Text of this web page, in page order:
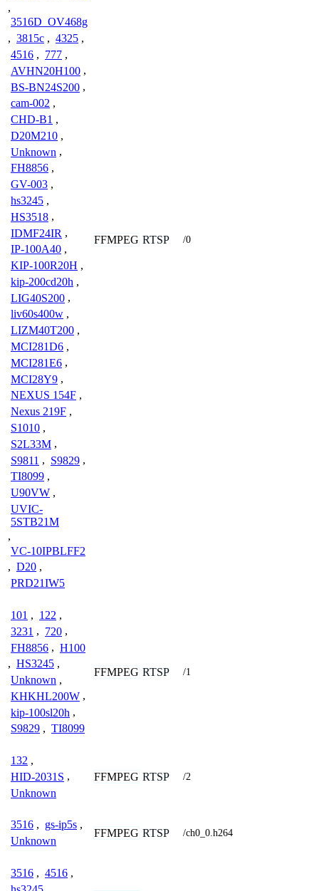
,
3516D_OV468g
, 3815c , 4325 ,
4516 , 777 ,
AVHN20H100 ,
BS-BN24S200 ,
cam-002 ,
CHD-B1 ,
D20M210 ,
Unknown ,
FH8856 ,
GV-003 ,
hs3245 ,
HS3518 ,
IDMF24IR ,
IP-100A40 ,
KIP-100R20H ,
kip-200cd20h ,
LIG40S200 ,
liv60s400w ,
LIZM40T200 ,
MCI281D6 ,
MCI281E6 ,
MCI28Y9 ,
NEXUS 154F ,
Nexus 219F ,
S1010 ,
S2L33M ,
S9811 , S9829 ,
TI8099 ,
U90VW ,
UVIC-
5STB21M
,
VC-10IPBLFF2
, D20 ,
PRD21IW5
FFMPEG RTSP /0
101 , 122 ,
3231 , 720 ,
FH8856 , H100
, HS3245 ,
Unknown ,
KHKHL200W ,
kip-100sl20h ,
S9829 , TI8099
FFMPEG RTSP /1
132 ,
HID-2031S ,
Unknown
FFMPEG RTSP /2
3516 , gs-ip5s ,
Unknown
FFMPEG RTSP /ch0_0.h264
3516 , 4516 ,